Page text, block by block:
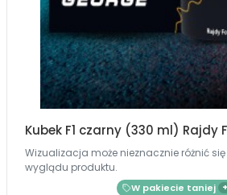
Kubek F1 czarny (330 ml) Rajdy
Wizualizacja może nieznacznie różnić
wyglądu produktu.
W pakiecie taniej